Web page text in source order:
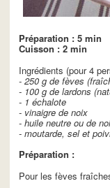
Préparation : 5 min
Cuisson : 2 min
Ingrédients (pour 4
- 250 g de fèves
- 100 g de lardons
- 1 échalote
- vinaigre de noix
- huile neutre ou de
- moutarde, sel et
Préparation :
Pour les fèves